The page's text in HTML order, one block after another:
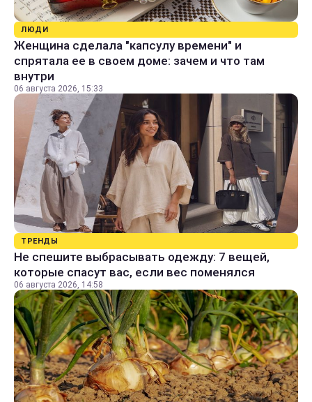
ЛЮДИ
Женщина сделала "капсулу времени" и
спрятала ее в своем доме: зачем и что там
внутри
06 августа 2026, 15:33
ТРЕНДЫ
Не спешите выбрасывать одежду: 7 вещей,
которые спасут вас, если вес поменялся
06 августа 2026, 14:58